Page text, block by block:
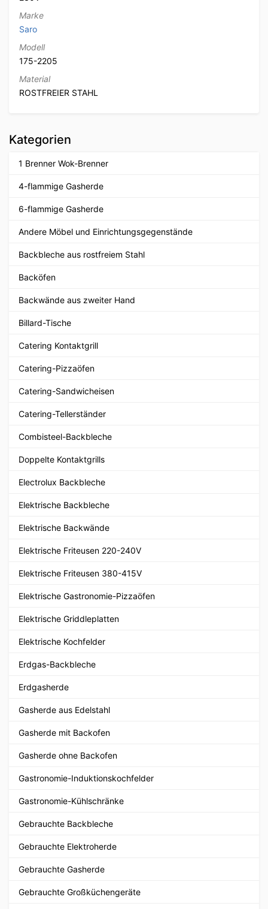
Marke
Saro
Modell
175-2205
Material
ROSTFREIER STAHL
Kategorien
1 Brenner Wok-Brenner
4-flammige Gasherde
6-flammige Gasherde
Andere Möbel und Einrichtungsgegenstände
Backbleche aus rostfreiem Stahl
Backöfen
Backwände aus zweiter Hand
Billard-Tische
Catering Kontaktgrill
Catering-Pizzaöfen
Catering-Sandwicheisen
Catering-Tellerständer
Combisteel-Backbleche
Doppelte Kontaktgrills
Electrolux Backbleche
Elektrische Backbleche
Elektrische Backwände
Elektrische Friteusen 220-240V
Elektrische Friteusen 380-415V
Elektrische Gastronomie-Pizzaöfen
Elektrische Griddleplatten
Elektrische Kochfelder
Erdgas-Backbleche
Erdgasherde
Gasherde aus Edelstahl
Gasherde mit Backofen
Gasherde ohne Backofen
Gastronomie-Induktionskochfelder
Gastronomie-Kühlschränke
Gebrauchte Backbleche
Gebrauchte Elektroherde
Gebrauchte Gasherde
Gebrauchte Großküchengeräte